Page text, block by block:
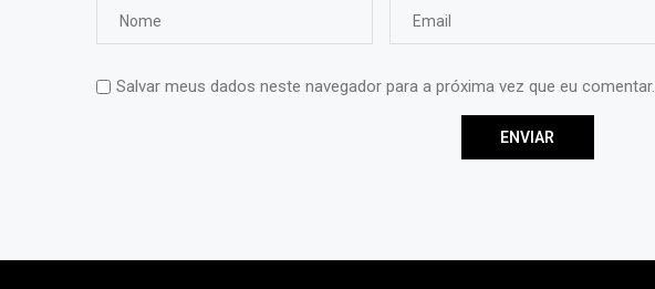
Salvar meus dados neste navegador para a próxima vez que eu comentar.